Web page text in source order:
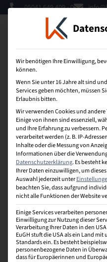
05041 649 409 - 0
U-Modell
Beim Attributionsmodell
als positionsbasiert
und letzten
Journey das höchste
Wert wird den
und letzten
Kontaktpunkte, die sich
Kontaktpunkt befinden,
Gewichtung als die
U
Wir benötigen Ihre Einwilligung,
können.
Wenn Sie unter 16 Jahre alt sind
Services geben möchten, müssen
Erlaubnis bitten.
Wir verwenden Cookies und
Einige von ihnen sind essenziell,
und Ihre Erfahrung zu verbessern.
verarbeitet werden (z. B. IP-
Inhalte oder die Messung von
Informationen über die
Datenschutzerklärung.Es besteht
Ihrer Daten einzuwilligen, um
Auswahl jederzeit unter
beachten Sie, dass aufgrund
nicht alle Funktionen der Website
Einige Services verarbeiten
Einwilligung zur Nutzung dieser
Verarbeitung Ihrer Daten in den
EuGH stuft die USA als ein Land
Standards ein. Es besteht
personenbezogene Daten in
dass für Europäerinnen und